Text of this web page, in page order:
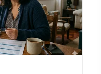
2 de junho de 2026